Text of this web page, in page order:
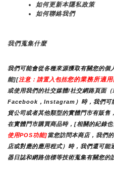
如何更新本隱私政策
如何聯絡我們
我們蒐集什麼
我們可能會從各種來源獲取有關您的
能][注意：請置入包括您的業務所適
或使用我們的社交媒體/社交網路頁面
Facebook，Instagram）時，我們可
貨公司或者其他類型的實體門市有販售
在實體門市購買商品時，[相關的紀錄
使用POS功能]當您訪問本商店，我們
店或對應的應用程式）時，我們還可
器日誌和網路信標等技術蒐集有關您的